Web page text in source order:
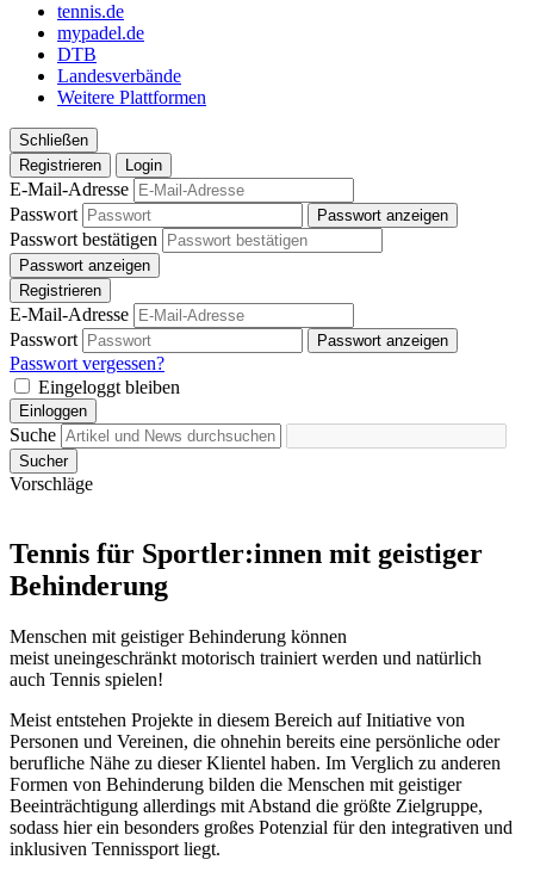
tennis.de
mypadel.de
DTB
Landesverbände
Weitere Plattformen
Schließen
Registrieren
Login
E-Mail-Adresse
Passwort
Passwort anzeigen
Passwort bestätigen
Passwort anzeigen
Registrieren
E-Mail-Adresse
Passwort
Passwort anzeigen
Passwort vergessen?
Eingeloggt bleiben
Einloggen
Suche
Sucher
Vorschläge
Tennis für Sportler:innen mit geistiger
Behinderung
Menschen mit geistiger Behinderung können
meist uneingeschränkt motorisch trainiert werden und natürlich
auch Tennis spielen!
Meist entstehen Projekte in diesem Bereich auf Initiative von
Personen und Vereinen, die ohnehin bereits eine persönliche oder
berufliche Nähe zu dieser Klientel haben. Im Verglich zu anderen
Formen von Behinderung bilden die Menschen mit geistiger
Beeinträchtigung allerdings mit Abstand die größte Zielgruppe,
sodass hier ein besonders großes Potenzial für den integrativen und
inklusiven Tennissport liegt.